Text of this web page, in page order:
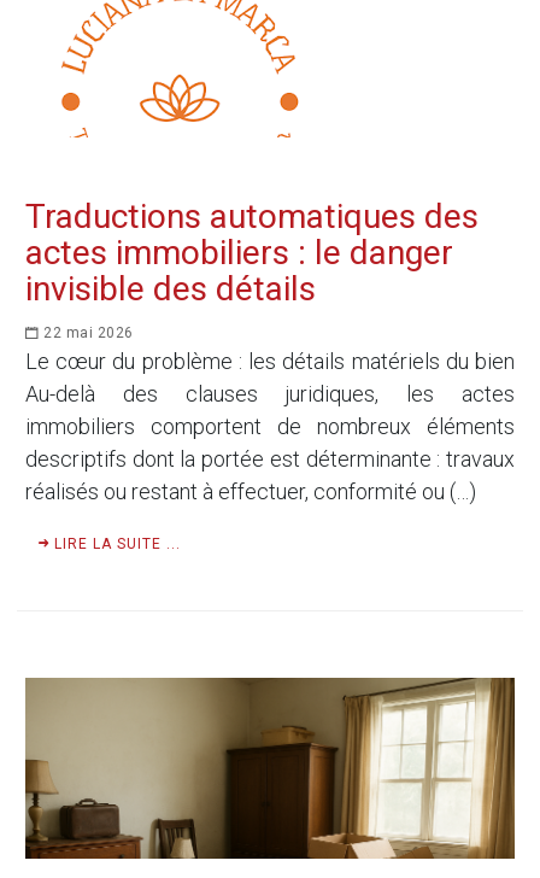
Traductions automatiques des
actes immobiliers : le danger
invisible des détails
22 mai 2026
Le cœur du problème : les détails matériels du bien
Au-delà des clauses juridiques, les actes
immobiliers comportent de nombreux éléments
descriptifs dont la portée est déterminante : travaux
réalisés ou restant à effectuer, conformité ou (…)
LIRE LA SUITE ...